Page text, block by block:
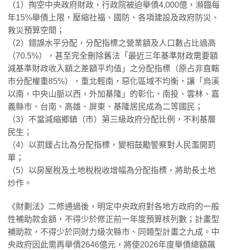
（1）掏空中央政府財政，行政院被迫舉債4,000億，瀕臨每
年15%舉債上限，壓縮社福、國防、各項建設及政府防災、
救災預算空間；
（2）錯誤水平分配，分配指標之營業額及人口數占比過高
（70.5%），甚至完全刪除舊法「最近三年基準財政需要額
減基準財政收入額之差額平均值」之分配指標（原占非直轄
市分配權重85%），重北輕南，惡化區域不均衡，讓「烏溪
以南，中央山脈以西，外加基隆」的彰化、南投、雲林、嘉
義縣市、台南、高雄、屏東、基隆居民成為二等國民；
（3）不當減縮鄉鎮（市）第三級政府分配比例，不利基層
民生；
（4）以罰鍰占比為分配指標，變相鼓勵警察對人民濫開罰
單；
（5）以房屋稅及土地稅稅收增幅為分配指標，將助長土地
炒作。
《財劃法》二修通過後，明定中央政府對各地方政府的一般
性補助款金額，不得少於修正前一年度預算核列數；計畫型
補助款，不得少於同財力級次縣市、同類型計畫之九成。中
央政府因此需再舉債2646億元，將使2026年度舉債總額飆